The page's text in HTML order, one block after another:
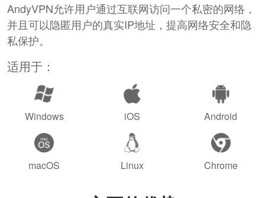
AndyVPN允许用户通过互联网访问一个私密的网络，
并且可以隐匿用户的真实IP地址，提高网络安全和隐
私保护。
适用于：
Windows iOS Android
macOS Linux Chrome